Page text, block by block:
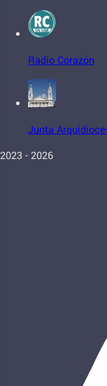
Radio Corazón
Junta
2023 - 2026